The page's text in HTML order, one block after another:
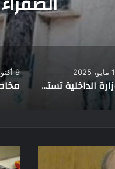
وزارة الداخلية تستقبل وفد القمة المصرية الأوروبية للقيادات الإعلامية الشبابية